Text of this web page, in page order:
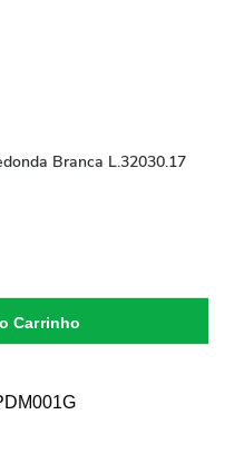
Branca L.32030.17
Carrinho